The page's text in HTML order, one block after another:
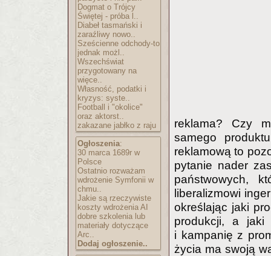
Dogmat o Trójcy
Świętej - próba l..
Diabeł tasmański i
zaraźliwy nowo..
Sześcienne odchody-to
jednak możl..
Wszechświat
przygotowany na
więce..
Własność, podatki i
kryzys: syste..
Football i "okolice"
oraz aktorst..
zakazane jabłko z raju
Ogłoszenia:
30 marca 1689r w
Polsce
Ostatnio rozważam
wdrożenie Symfonii w
chmu..
Jakie są rzeczywiste
koszty wdrożenia AI
dobre szkolenia lub
materiały dotyczące
Arc..
Dodaj ogłoszenie..
reklama? Czy
samego
reklamową to
pytanie nader
państwowych,
liberalizmowi
określając jaki
produkcji, a jaki
i kampanię z
życia ma swoją